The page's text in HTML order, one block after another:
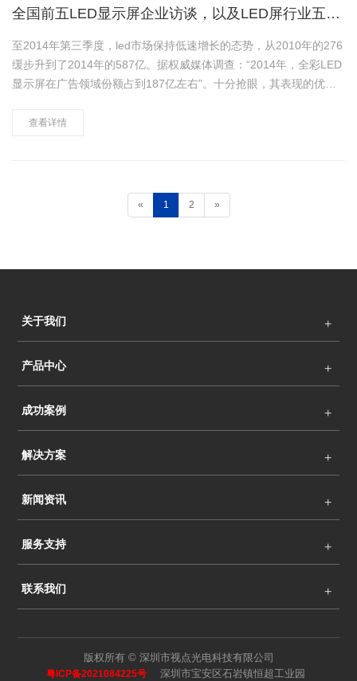
全国前五LED显示屏企业访谈，以及LED屏行业五大问题
至2014年第三季度，led市场保持低速增长的态势，从2010年的276
缓步升到了2014年的587亿。据权威媒体调查：“2014年，全彩LED
显示屏在广告领域份额占到187亿左右”。十分抢眼，其表现的优越
查看详情
« 1 2 »
关于我们
产品中心
成功案例
解决方案
新闻资讯
服务支持
联系我们
版权所有 © 深圳市视点光电科技有限公司
粤ICP备2021084225号 深圳市宝安区石岩镇恒超工业园